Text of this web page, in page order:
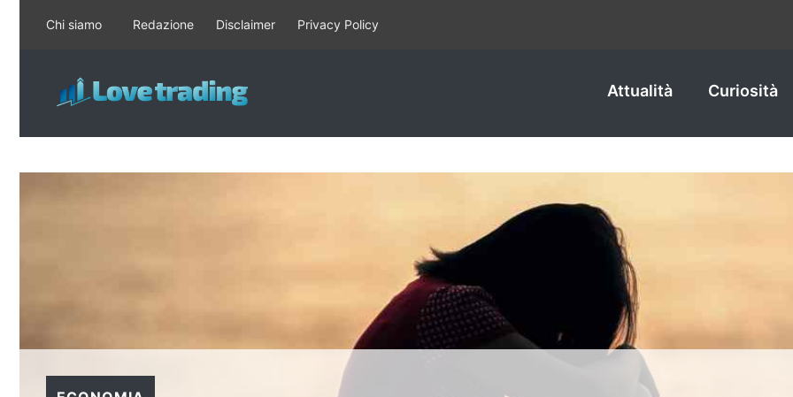
contenuto
Chi siamo Redazione Disclaimer Privacy Policy
Attualità Curiosità